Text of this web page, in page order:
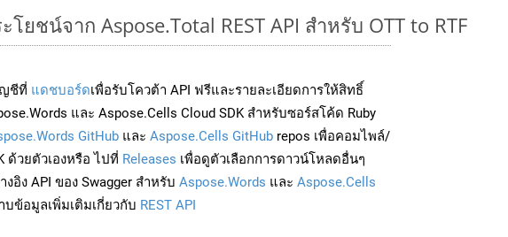
โยชน์จาก Aspose.Total REST API สำหรับ OTT to RTF
ชีที่ แดชบอร์ดเพื่อรับโควต้า API ฟรีและรายละเอียดการให้สิทธิ์
และ Aspose.Cells Cloud SDK สำหรับซอร์สโค้ด Ruby
GitHub และ Aspose.Cells GitHub repos เพื่อคอมไพล์/
ด้วยตัวเองหรือ ไปที่ Releases เพื่อดูตัวเลือกการดาวน์โหลดอื่นๆ
งอิง API ของ Swagger สำหรับ Aspose.Words และ Aspose.Cells
บข้อมูลเพิ่มเติมเกี่ยวกับ REST API